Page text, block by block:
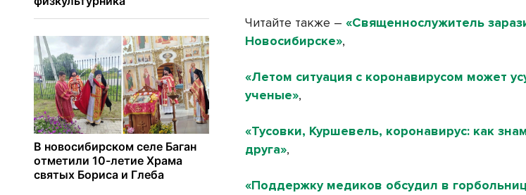
Читайте также –«Священнослужитель
Новосибирске»,
«Летом ситуация с коронавирусом может
ученые»,
«Тусовки, Куршевель, коронавирус: как
друга»,
«Поддержку медиков обсудил в